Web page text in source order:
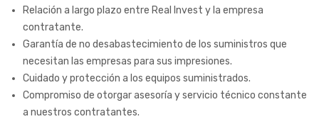
Relación a largo plazo entre Real Invest y la empresa
contratante.
Garantía de no desabastecimiento de los suministros que
necesitan las empresas para sus impresiones.
Cuidado y protección a los equipos suministrados.
Compromiso de otorgar asesoría y servicio técnico constante
a nuestros contratantes.